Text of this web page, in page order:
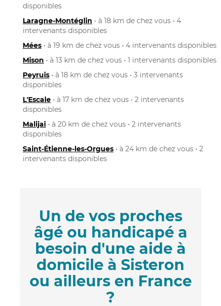
disponibles
Laragne-Montéglin • à 18 km de chez vous • 4
intervenants disponibles
Mées • à 19 km de chez vous • 4 intervenants disponibles
Mison • à 13 km de chez vous • 1 intervenants disponibles
Peyruis • à 18 km de chez vous • 3 intervenants
disponibles
L'Escale • à 17 km de chez vous • 2 intervenants
disponibles
Malijai • à 20 km de chez vous • 2 intervenants
disponibles
Saint-Étienne-les-Orgues • à 24 km de chez vous • 2
intervenants disponibles
Un de vos proches
âgé ou handicapé a
besoin d'une aide à
domicile à Sisteron
ou ailleurs en France
?